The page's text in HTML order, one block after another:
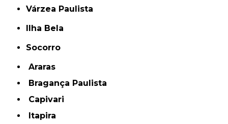
Várzea Paulista
Ilha Bela
Socorro
Araras
Bragança Paulista
Capivari
Itapira